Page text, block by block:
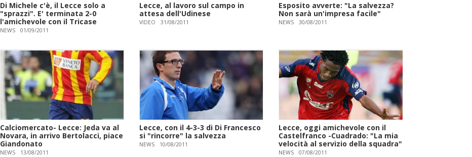
Di Michele c'è, il Lecce solo a
"sprazzi". E' terminata 2-0
l'amichevole con il Tricase
NEWS 01/09/2011
Lecce, al lavoro sul campo in
attesa dell'Udinese
VIDEO 31/08/2011
Esposito avverte: "La salvezza?
Non sarà un'impresa facile"
NEWS 30/08/2011
Calciomercato- Lecce: Jeda va al
Novara, in arrivo Bertolacci, piace
Giandonato
NEWS 13/08/2011
Lecce, con il 4-3-3 di Di Francesco
si "rincorre" la salvezza
NEWS 10/08/2011
Lecce, oggi amichevole con il
Castelfranco -Cuadrado: "La mia
velocità al servizio della squadra"
NEWS 07/08/2011